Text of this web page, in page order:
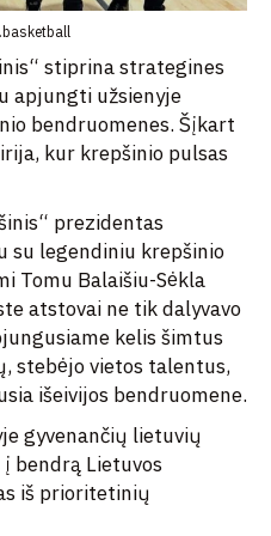
stiprina strategines
apjungti užsienyje
bendruomenes. Šįkart
kur krepšinio pulsas
prezidentas
su legendiniu krepšinio
Tomu Balaišiu-Sėkla
atstovai ne tik dalyvavo
kelis šimtus
stebėjo vietos talentus,
išeivijos bendruomene.
gyvenančių lietuvių
bendrą Lietuvos
iš prioritetinių